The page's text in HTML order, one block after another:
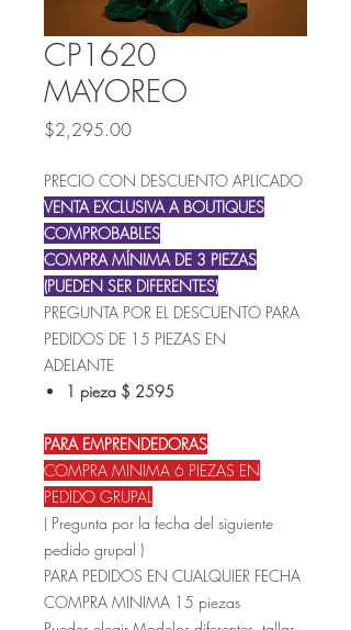
CP1620
MAYOREO
$2,295.00Precio
PRECIO CON DESCUENTO APLICADO
VENTA EXCLUSIVA A BOUTIQUES
COMPROBABLES
COMPRA MÍNIMA DE 3 PIEZAS
(PUEDEN SER DIFERENTES)
PREGUNTA POR EL DESCUENTO PARA
PEDIDOS DE 15 PIEZAS EN
ADELANTE
1 pieza $ 2595
PARA EMPRENDEDORAS
COMPRA MINIMA 6 PIEZAS EN
PEDIDO GRUPAL
( Pregunta por la fecha del siguiente
pedido grupal )
PARA PEDIDOS EN CUALQUIER FECHA
COMPRA MINIMA 15 piezas